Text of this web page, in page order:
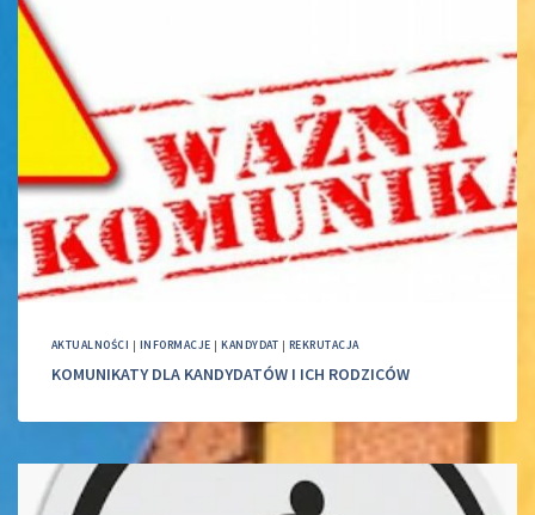
AKTUALNOŚCI | INFORMACJE |KANDYDAT | REKRUTACJA
KOMUNIKATY DLA KANDYDATÓW I ICH RODZICÓW